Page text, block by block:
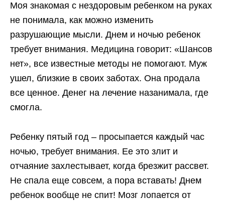
Моя знакомая с нездоровым ребенком на руках
не понимала, как можно изменить
разрушающие мысли. Днем и ночью ребенок
требует внимания. Медицина говорит: «Шансов
нет», все известные методы не помогают. Муж
ушел, близкие в своих заботах. Она продала
все ценное. Денег на лечение назанимала, где
смогла.
Ребенку пятый год – просыпается каждый час
ночью, требует внимания. Ее это злит и
отчаяние захлестывает, когда брезжит рассвет.
Не спала еще совсем, а пора вставать! Днем
ребенок вообще не спит! Мозг лопается от